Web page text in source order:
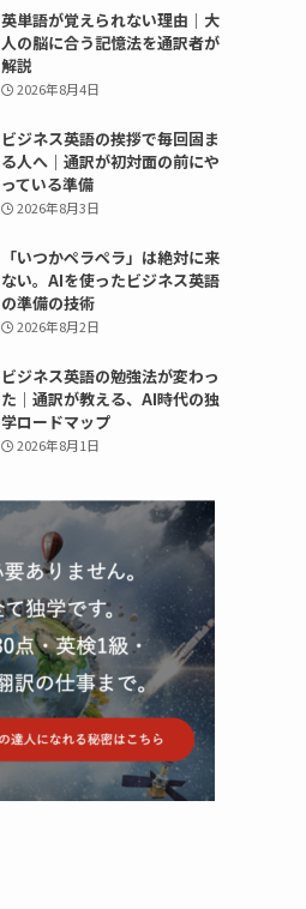
英単語が覚えられない理由｜大
人の脳に合う記憶法を通訳者が
解説
2026年8月4日
ビジネス英語の挨拶で毎回固ま
る人へ｜通訳が初対面の前にや
っている準備
2026年8月3日
「いつかペラペラ」は絶対に来
ない。AIを使ったビジネス英語
の準備の技術
2026年8月2日
ビジネス英語の勉強法が変わっ
た｜通訳が教える、AI時代の独
学ロードマップ
2026年8月1日